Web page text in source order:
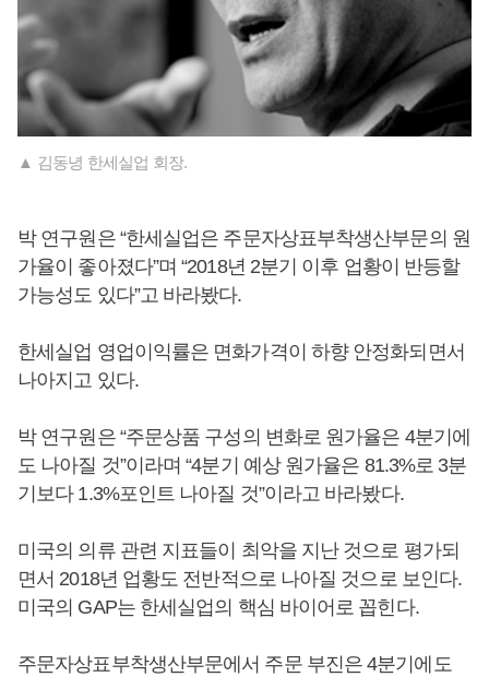
▲ 김동녕 한세실업 회장.
박 연구원은 “한세실업은 주문자상표부착생산부문의 원
가율이 좋아졌다”며 “2018년 2분기 이후 업황이 반등할
가능성도 있다”고 바라봤다.
한세실업 영업이익률은 면화가격이 하향 안정화되면서
나아지고 있다.
박 연구원은 “주문상품 구성의 변화로 원가율은 4분기에
도 나아질 것”이라며 “4분기 예상 원가율은 81.3%로 3분
기보다 1.3%포인트 나아질 것”이라고 바라봤다.
미국의 의류 관련 지표들이 최악을 지난 것으로 평가되
면서 2018년 업황도 전반적으로 나아질 것으로 보인다.
미국의 GAP는 한세실업의 핵심 바이어로 꼽힌다.
주문자상표부착생산부문에서 주문 부진은 4분기에도